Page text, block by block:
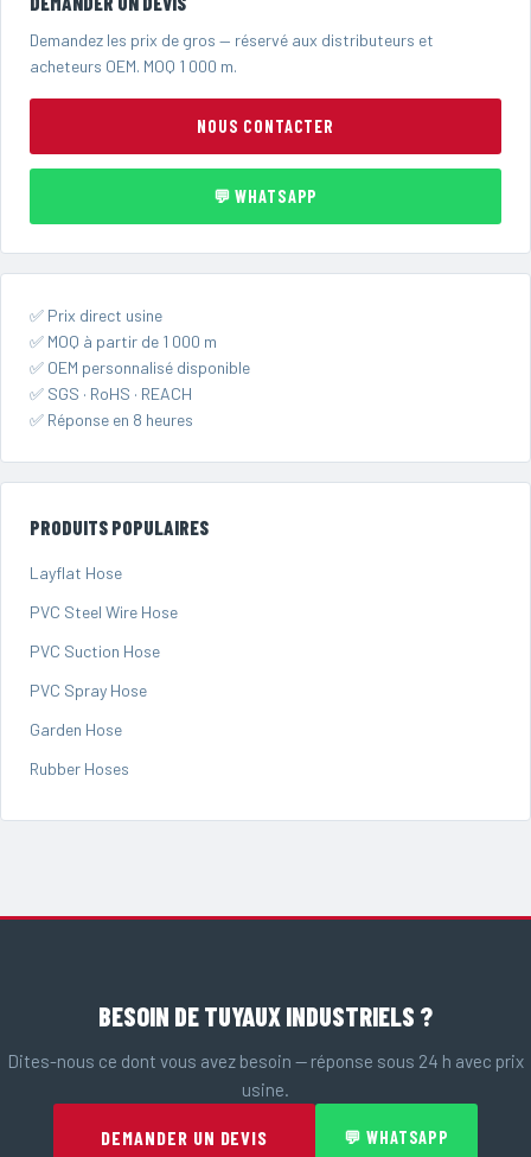
Demandez les prix de gros — réservé aux distributeurs et
acheteurs OEM. MOQ 1 000 m.
NOUS CONTACTER
💬 WHATSAPP
✅ Prix direct usine
✅ MOQ à partir de 1 000 m
✅ OEM personnalisé disponible
✅ SGS · RoHS · REACH
✅ Réponse en 8 heures
PRODUITS POPULAIRES
Layflat Hose
PVC Steel Wire Hose
PVC Suction Hose
PVC Spray Hose
Garden Hose
Rubber Hoses
BESOIN DE TUYAUX INDUSTRIELS ?
Dites-nous ce dont vous avez besoin — réponse sous 24 h avec prix
usine.
DEMANDER UN DEVIS 💬 WHATSAPP